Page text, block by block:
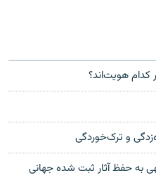
کدام هویت‌اند؟
و ترک‌خوردگی
به حفظ آثار ثبت شده جهانی